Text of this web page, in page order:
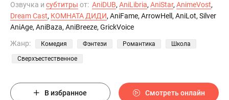
Озвучка и субтитры от: AniDUB, AniLibria, AniStar, AnimeVost,
Dream Cast, КОМНАТА ДИДИ, AniFame, ArrowHell, AniLot, Silver
AniAge, AniBaza, AniBreeze, GrickVoice
Жанр:
Комедия Фэнтези Романтика Школа
Сверхъестественное
В избранное Смотреть онлайн